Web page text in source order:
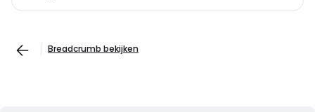
Breadcrumb bekijken